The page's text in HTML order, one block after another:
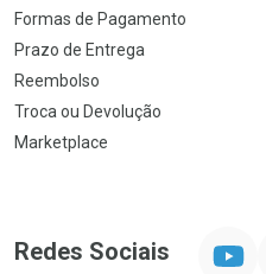
Formas de Pagamento
Prazo de Entrega
Reembolso
Troca ou Devolução
Marketplace
Redes Sociais